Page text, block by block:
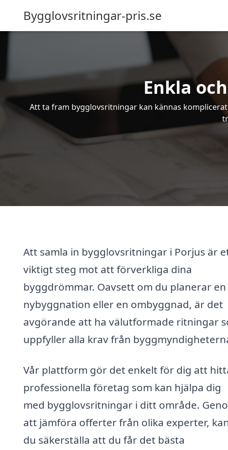
Bygglovsritningar-pris.se
Enkla
Att ta fram bygglovsritningar kan kännas
Att samla in bygglovsritningar i Porjus är
viktigt steg mot att förverkliga dina
byggdrömmar. Oavsett om du planerar en
nybyggnation eller en ombyggnad, är det
avgörande att ha välutformade ritningar
uppfyller alla krav från
Vår plattform gör det enkelt för dig att
professionella företag som kan hjälpa dig
med bygglovsritningar i ditt område.
att jämföra offerter från olika experter,
du säkerställa att du får det bästa